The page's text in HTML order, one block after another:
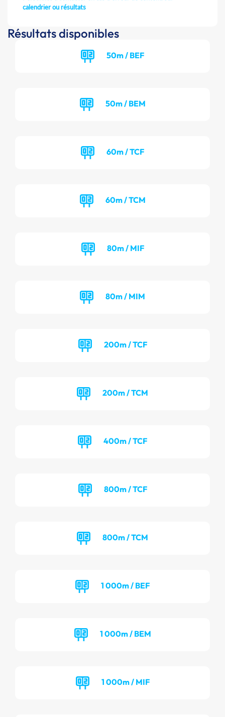
calendrier ou résultats
Résultats disponibles
50m / BEF
50m / BEM
60m / TCF
60m / TCM
80m / MIF
80m / MIM
200m / TCF
200m / TCM
400m / TCF
800m / TCF
800m / TCM
1 000m / BEF
1 000m / BEM
1 000m / MIF